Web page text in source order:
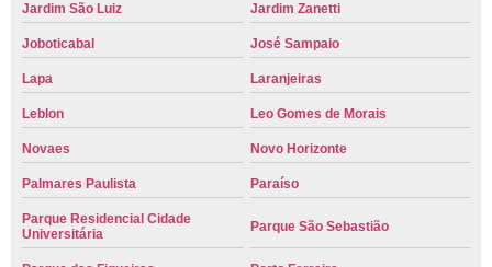
Jardim São Luiz Jardim Zanetti
Joboticabal José Sampaio
Lapa Laranjeiras
Leblon Leo Gomes de Morais
Novaes Novo Horizonte
Palmares Paulista Paraíso
Parque Residencial Cidade
Universitária
Parque São Sebastião